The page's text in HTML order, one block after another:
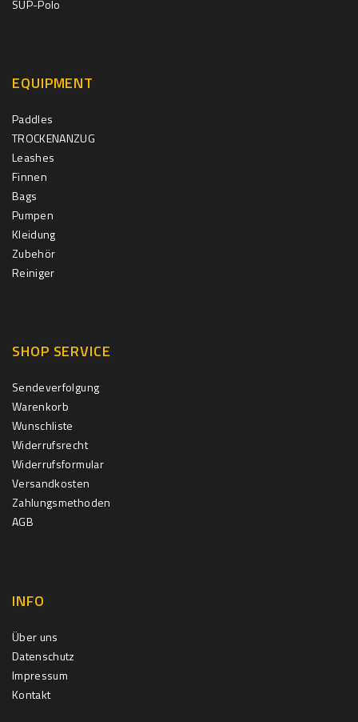
SUP-Polo
EQUIPMENT
Paddles
TROCKENANZUG
Leashes
Finnen
Bags
Pumpen
Kleidung
Zubehör
Reiniger
SHOP SERVICE
Sendeverfolgung
Warenkorb
Wunschliste
Widerrufsrecht
Widerrufsformular
Versandkosten
Zahlungsmethoden
AGB
INFO
Über uns
Datenschutz
Impressum
Kontakt